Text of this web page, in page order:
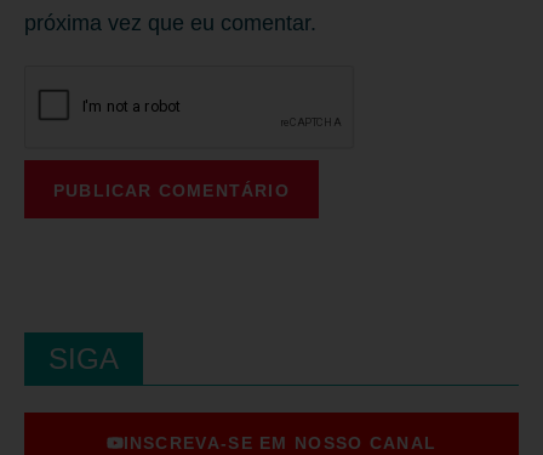
próxima vez que eu comentar.
SIGA
INSCREVA-SE EM NOSSO CANAL